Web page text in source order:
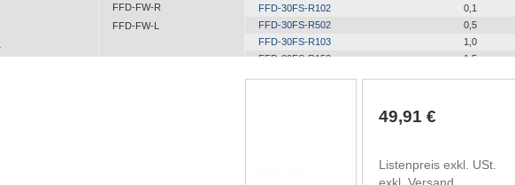
FFD-FW-R
FFD-FW-L
FFD-30FS-R102
0,1
FFD-30FS-R502
0,5
FFD-30FS-R103
1,0
FFD-30FS-R153
1,5
49,91 €
Listenpreis exkl. USt.